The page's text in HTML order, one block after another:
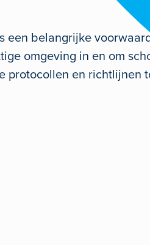
een belangrijke
omgeving in en om
protocollen en richtlijnen